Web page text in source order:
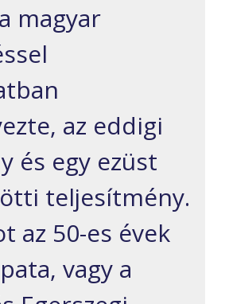
magyar
az eddigi
és egy ezüst
teljesítmény.
az 50-es évek
vagy a